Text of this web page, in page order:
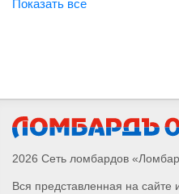
Скупка приставки Sony
Скупка приставки Sony